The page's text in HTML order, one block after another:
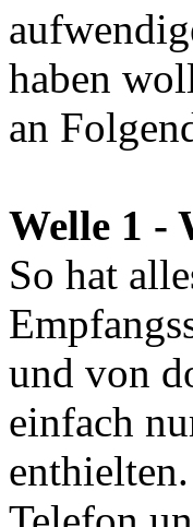
haben
an
Welle 1 -
So hat
und von
einfach